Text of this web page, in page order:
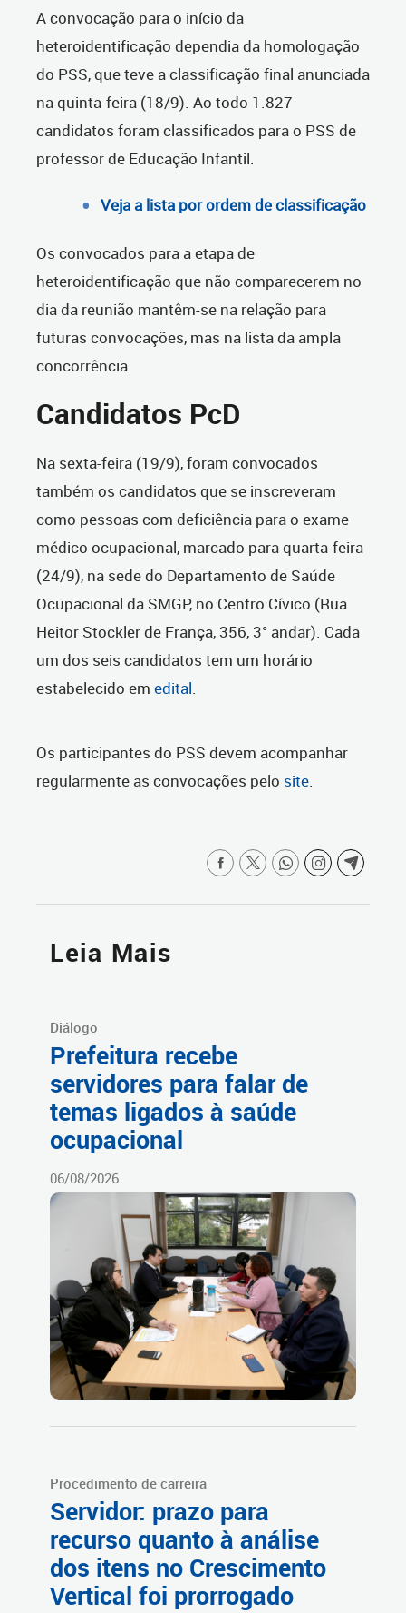
A convocação para o início da
heteroidentificação dependia da homologação
do PSS, que teve a classificação final anunciada
na quinta-feira (18/9). Ao todo 1.827
candidatos foram classificados para o PSS de
professor de Educação Infantil.
Veja a lista por ordem de classificação
Os convocados para a etapa de
heteroidentificação que não comparecerem no
dia da reunião mantêm-se na relação para
futuras convocações, mas na lista da ampla
concorrência.
Candidatos PcD
Na sexta-feira (19/9), foram convocados
também os candidatos que se inscreveram
como pessoas com deficiência para o exame
médico ocupacional, marcado para quarta-feira
(24/9), na sede do Departamento de Saúde
Ocupacional da SMGP, no Centro Cívico (Rua
Heitor Stockler de França, 356, 3° andar). Cada
um dos seis candidatos tem um horário
estabelecido em edital.
Os participantes do PSS devem acompanhar
regularmente as convocações pelo site.
Leia Mais
Diálogo
Prefeitura recebe
servidores para falar de
temas ligados à saúde
ocupacional
06/08/2026
Procedimento de carreira
Servidor: prazo para
recurso quanto à análise
dos itens no Crescimento
Vertical foi prorrogado